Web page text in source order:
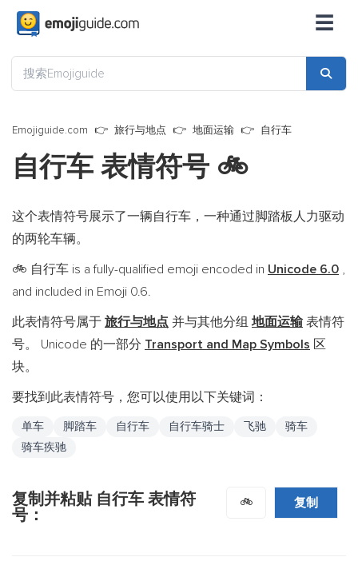
☰
Emojiguide.com 旅行与地点 地面运输 自行车
自行车 表情符号 🚲
这个表情符号展示了一辆自行车，一种通过脚踏板人力驱动
的两轮车辆。
🚲 自行车 is a fully-qualified emoji encoded in Unicode 6.0 ,
and included in Emoji 0.6.
此表情符号属于 旅行与地点 并与其他分组 地面运输表情符
号。 Unicode 的一部分 Transport and Map Symbols 区
块。
要找到此表情符号，您可以使用以下关键词：
单车 脚踏车 自行车 自行车骑士 飞驰
骑车
骑车疾驰
复制并粘贴 自行车 表情符
号：
🚲 复制